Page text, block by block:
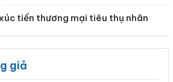
tiến thương mại tiêu thụ nhãn
giả